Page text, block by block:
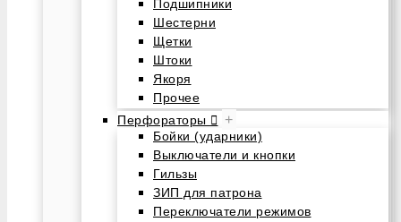
Подшипники
Шестерни
Щетки
Штоки
Якоря
Прочее
Перфораторы
+
Бойки (ударники)
Выключатели и кнопки
Гильзы
ЗИП для патрона
Переключатели режимов